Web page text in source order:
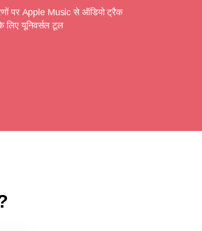
पर Apple Music से ऑडियो ट्रैक
लिए यूनिवर्सल टूल